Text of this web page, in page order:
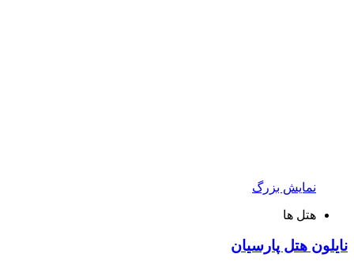
نمایش بزرگ
هتل ها
نایلون هتل پارسیان